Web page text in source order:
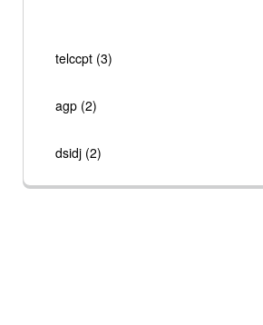
telccpt (3)
agp (2)
dsidj (2)